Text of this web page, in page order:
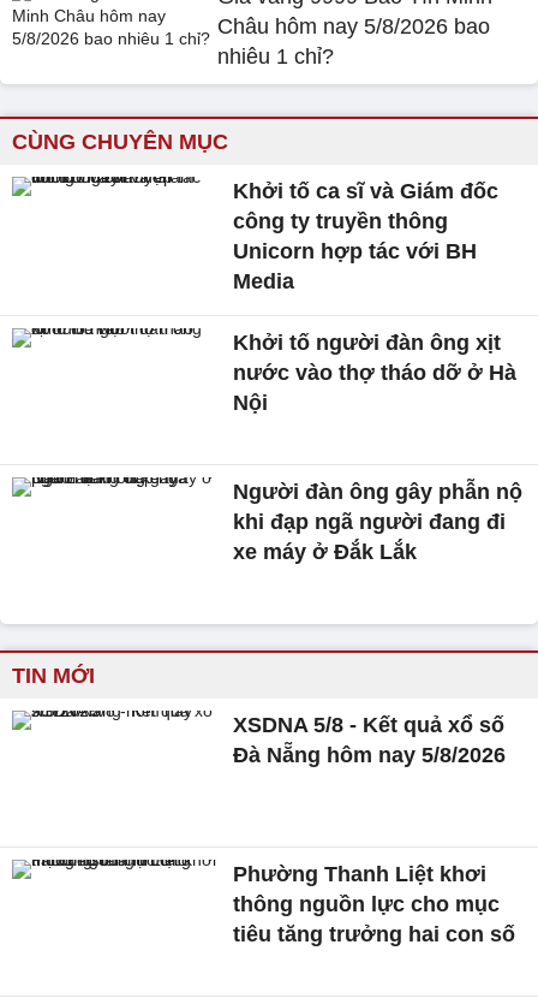
Châu hôm nay 5/8/2026 bao
nhiêu 1 chỉ?
CÙNG CHUYÊN MỤC
Khởi tố ca sĩ và Giám đốc
công ty truyền thông
Unicorn hợp tác với BH
Media
Khởi tố người đàn ông xịt
nước vào thợ tháo dỡ ở Hà
Nội
Người đàn ông gây phẫn nộ
khi đạp ngã người đang đi
xe máy ở Đắk Lắk
TIN MỚI
XSDNA 5/8 - Kết quả xổ số
Đà Nẵng hôm nay 5/8/2026
Phường Thanh Liệt khơi
thông nguồn lực cho mục
tiêu tăng trưởng hai con số